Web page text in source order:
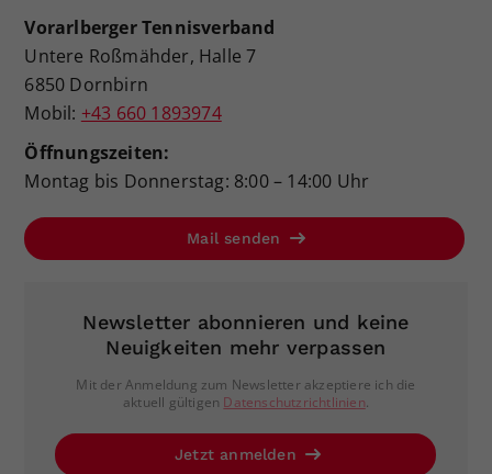
Vorarlberger Tennisverband
Untere Roßmähder, Halle 7
6850 Dornbirn
Mobil: +43 660 1893974
Öffnungszeiten:
Montag bis Donnerstag: 8:00 – 14:00 Uhr
Mail senden
Newsletter abonnieren und keine
Neuigkeiten mehr verpassen
Mit der Anmeldung zum Newsletter akzeptiere ich die
aktuell gültigen Datenschutzrichtlinien.
Jetzt anmelden